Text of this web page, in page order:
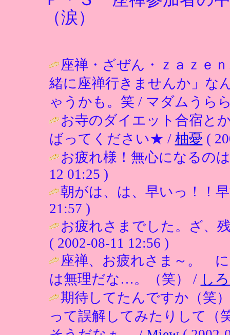
（涙）
座禅・ざぜん・ｚａｚｅ
緒に座禅行きませんか」な
ゃうかも。笑 / マダムうら
お寺のダイエット合宿と
ばってください★ / 柚憂 (
お疲れ様！無心になるの
12 01:25 )
朝がは、は、早いっ！！
21:57 )
お疲れさまでした。ざ、
( 2002-08-11 12:56 )
座禅、お疲れさま～。
は無理だな…。（笑） / し
期待してたんですか（笑
って誤解してみたりして（